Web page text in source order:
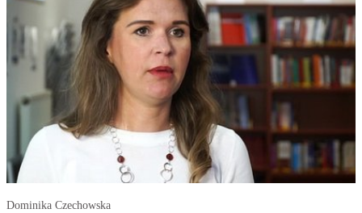
Dominika Czechowska